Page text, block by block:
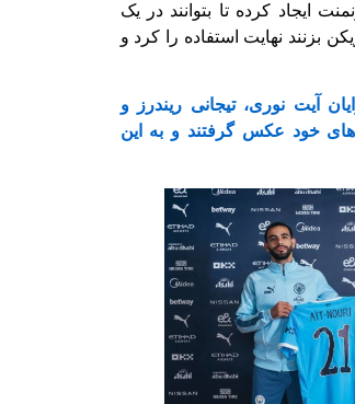
‏ایجاد کرده تا بتوانند در یک
بزنند نهایت استفاده را کرد و
آیت نوری، تیجانی ‏ریندرز و
خود ‏عکس گرفتند و به این